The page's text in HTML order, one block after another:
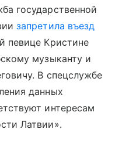
государственной
запретила въезд
певице Кристине
музыканту и
В спецслужбе
данных
интересам
Латвии».